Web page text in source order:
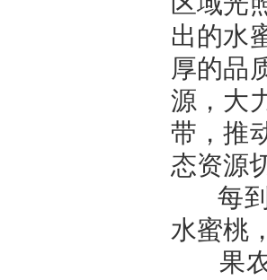
出的水
厚的品
源，大
带，推
态资源
每到
水蜜桃
果农